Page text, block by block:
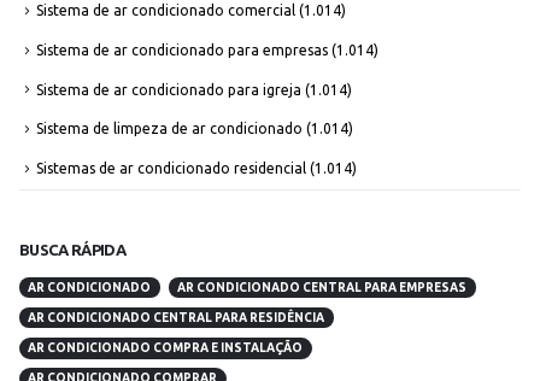
Sistema de ar condicionado comercial (1.014)
Sistema de ar condicionado para empresas (1.014)
Sistema de ar condicionado para igreja (1.014)
Sistema de limpeza de ar condicionado (1.014)
Sistemas de ar condicionado residencial (1.014)
BUSCA RÁPIDA
AR CONDICIONADO AR CONDICIONADO CENTRAL PARA EMPRESAS
AR CONDICIONADO CENTRAL PARA RESIDÊNCIA
AR CONDICIONADO COMPRA E INSTALAÇÃO
AR CONDICIONADO COMPRAR